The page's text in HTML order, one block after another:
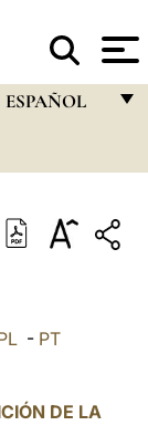
ESPAÑOL
ITALIANO
POLSKI
- PT
DE LA